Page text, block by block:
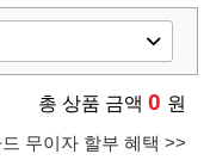
총 상품 금액 0 원
드 무이자 할부 혜택 >>